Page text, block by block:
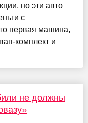
но эти авто
с
первая машина,
комплект и
не должны